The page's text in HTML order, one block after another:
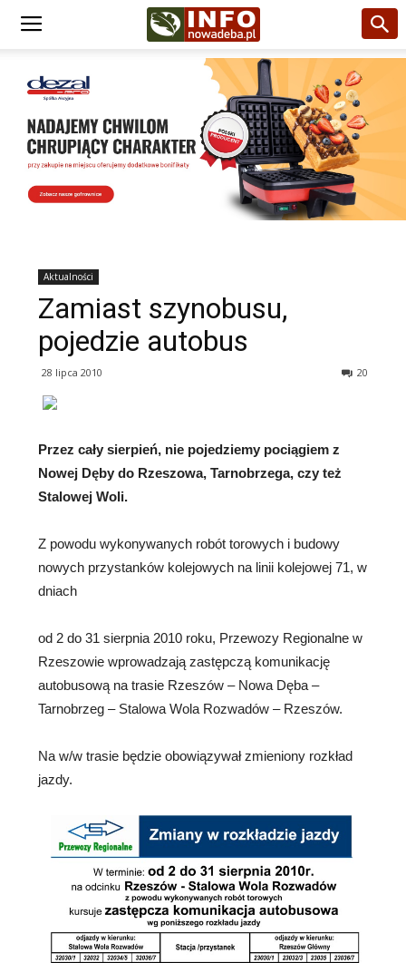
Aktualności
Zamiast szynobusu,
pojedzie autobus
28 lipca 2010 20
Przez cały sierpień, nie pojedziemy pociągiem z
Nowej Dęby do Rzeszowa, Tarnobrzega, czy też
Stalowej Woli.
Z powodu wykonywanych robót torowych i budowy
nowych przystanków kolejowych na linii kolejowej 71, w
dniach
od 2 do 31 sierpnia 2010 roku, Przewozy Regionalne w
Rzeszowie wprowadzają zastępczą komunikację
autobusową na trasie Rzeszów – Nowa Dęba –
Tarnobrzeg – Stalowa Wola Rozwadów – Rzeszów.
Na w/w trasie będzie obowiązywał zmieniony rozkład
jazdy.